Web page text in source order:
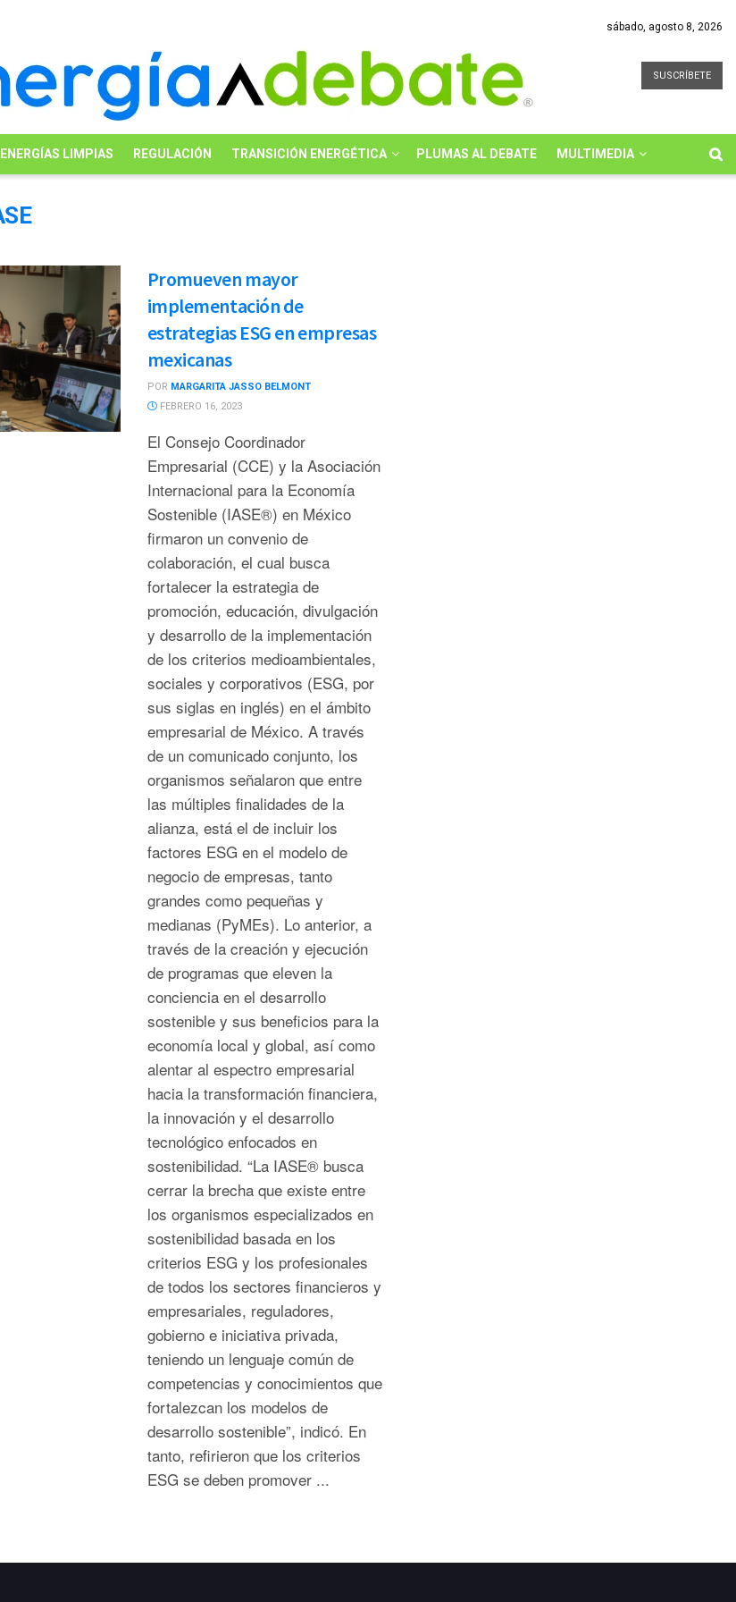
sábado, agosto 8, 2026
SUSCRÍBETE
ENERGÍAS LIMPIAS REGULACIÓN TRANSICIÓN ENERGÉTICA PLUMAS AL DEBATE MULTIMEDIA
Promueven mayor
implementación de
estrategias ESG en empresas
mexicanas
POR MARGARITA JASSO BELMONT
FEBRERO 16, 2023
El Consejo Coordinador
Empresarial (CCE) y la Asociación
Internacional para la Economía
Sostenible (IASE®) en México
firmaron un convenio de
colaboración, el cual busca
fortalecer la estrategia de
promoción, educación, divulgación
y desarrollo de la implementación
de los criterios medioambientales,
sociales y corporativos (ESG, por
sus siglas en inglés) en el ámbito
empresarial de México. A través
de un comunicado conjunto, los
organismos señalaron que entre
las múltiples finalidades de la
alianza, está el de incluir los
factores ESG en el modelo de
negocio de empresas, tanto
grandes como pequeñas y
medianas (PyMEs). Lo anterior, a
través de la creación y ejecución
de programas que eleven la
conciencia en el desarrollo
sostenible y sus beneficios para la
economía local y global, así como
alentar al espectro empresarial
hacia la transformación financiera,
la innovación y el desarrollo
tecnológico enfocados en
sostenibilidad. “La IASE® busca
cerrar la brecha que existe entre
los organismos especializados en
sostenibilidad basada en los
criterios ESG y los profesionales
de todos los sectores financieros y
empresariales, reguladores,
gobierno e iniciativa privada,
teniendo un lenguaje común de
competencias y conocimientos que
fortalezcan los modelos de
desarrollo sostenible”, indicó. En
tanto, refirieron que los criterios
ESG se deben promover ...